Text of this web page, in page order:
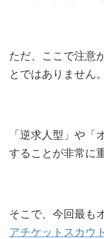
ただ、ここで注意
とではありません。
「逆求人型」や
することが非常に
そこで、今回最も
アチケットスカウト